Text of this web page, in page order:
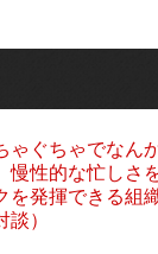
ゃぐちゃでなん
慢性的な忙しさ
を発揮できる組
談）